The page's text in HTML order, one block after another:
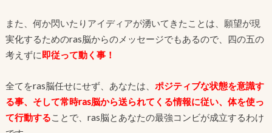
また、何か閃いたりアイディアが湧いてきたことは、願望が現
実化するためのras脳からのメッセージでもあるので、四の五の
考えずに即従って動く事！
全てをras脳任せにせず、あなたは、 ポジティブな状態を意識す
る事、そして常時ras脳から送られてくる情報に従い、体を使っ
て行動することで、ras脳とあなたの最強コンビが成立するわけ